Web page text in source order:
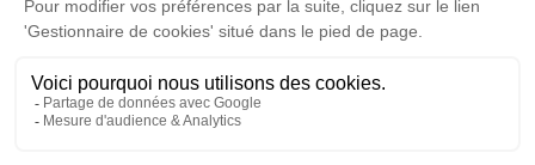
Nos réseaux sociaux
Politique de traitement des données personnelles
Politique d’utilisation des cookies